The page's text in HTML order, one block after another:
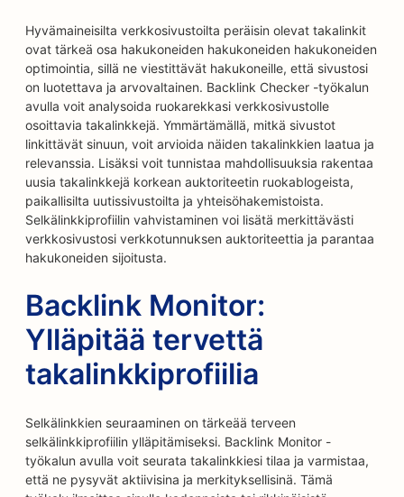
Hyvämaineisilta verkkosivustoilta peräisin olevat takalinkit
ovat tärkeä osa hakukoneiden hakukoneiden hakukoneiden
optimointia, sillä ne viestittävät hakukoneille, että sivustosi
on luotettava ja arvovaltainen. Backlink Checker -työkalun
avulla voit analysoida ruokarekkasi verkkosivustolle
osoittavia takalinkkejä. Ymmärtämällä, mitkä sivustot
linkittävät sinuun, voit arvioida näiden takalinkkien laatua ja
relevanssia. Lisäksi voit tunnistaa mahdollisuuksia rakentaa
uusia takalinkkejä korkean auktoriteetin ruokablogeista,
paikallisilta uutissivustoilta ja yhteisöhakemistoista.
Selkälinkkiprofiilin vahvistaminen voi lisätä merkittävästi
verkkosivustosi verkkotunnuksen auktoriteettia ja parantaa
hakukoneiden sijoitusta.
Backlink Monitor:
Ylläpitää tervettä
takalinkkiprofiilia
Selkälinkkien seuraaminen on tärkeää terveen
selkälinkkiprofiilin ylläpitämiseksi. Backlink Monitor -
työkalun avulla voit seurata takalinkkiesi tilaa ja varmistaa,
että ne pysyvät aktiivisina ja merkityksellisinä. Tämä